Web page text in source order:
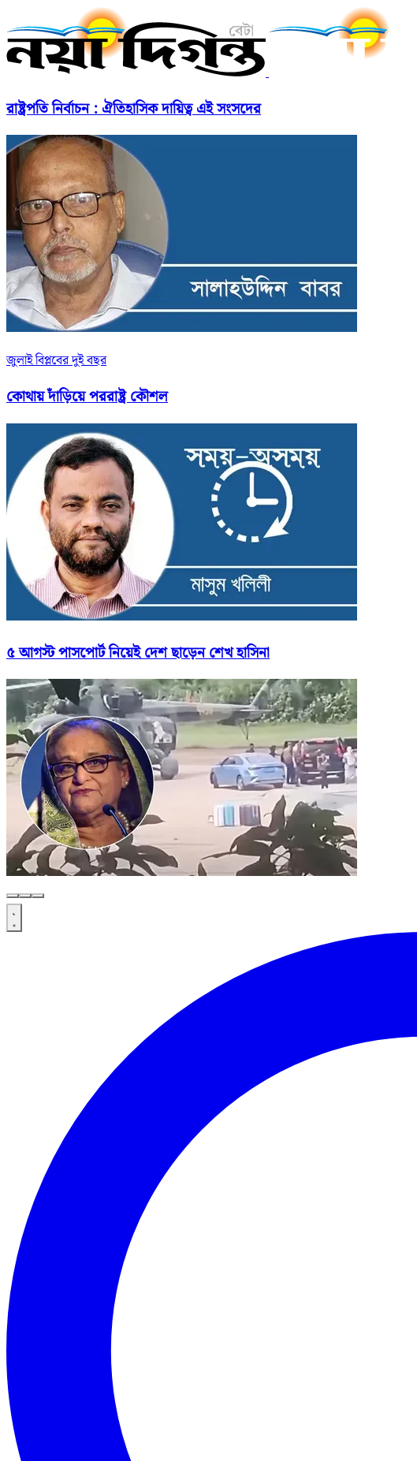
রাষ্ট্রপতি নির্বাচন : ঐতিহাসিক দায়িত্ব এই সংসদের
জুলাই বিপ্লবের দুই বছর
কোথায় দাঁড়িয়ে পররাষ্ট্র কৌশল
৫ আগস্ট পাসপোর্ট নিয়েই দেশ ছাড়েন শেখ হাসিনা